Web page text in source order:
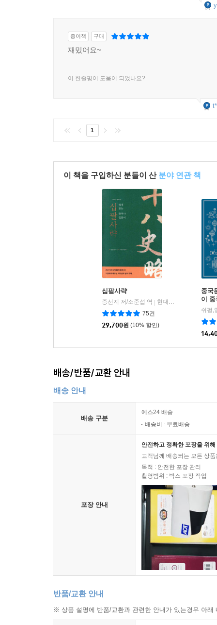
종이책 구매
재밌어요~
이 한줄평이 도움이 되었나요?
1
이 책을 구입하신 분들이 산 분야 연관 책
십팔사략
증선지 저/소준섭 역
현대지성
75건
29,700원 (10% 할인)
중국
이
쉬펑,
배송/반품/교환 안내
배송 안내
배송 구분
예스24 배송
배송비 : 무료배송
포장 안내
안전하고 정확한 포장을 위
고객님께 배송되는 모든 상
목적 : 안전한 포장 관리
촬영범위 : 박스 포장 작업
반품/교환 안내
※ 상품 설명에 반품/교환과 관련한 안내가 있는경우 아